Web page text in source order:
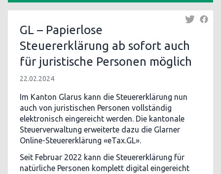
GL – Papierlose
Steuererklärung ab sofort auch
für juristische Personen möglich
22.02.2024
Im Kanton Glarus kann die Steuererklärung nun
auch von juristischen Personen vollständig
elektronisch eingereicht werden. Die kantonale
Steuerverwaltung erweiterte dazu die Glarner
Online-Steuererklärung «eTax.GL».
Seit Februar 2022 kann die Steuererklärung für
natürliche Personen komplett digital eingereicht